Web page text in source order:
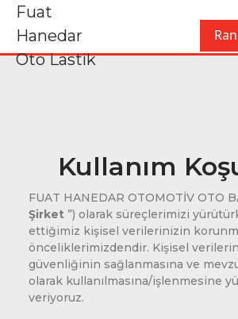
Fuat
Hanedar
Oto Lastik
Kullanım
FUAT HANEDAR OTOMOTİV OTO
Şirket ”) olarak süreçlerimizi
ettiğimiz kişisel verilerinizin
önceliklerimizdendir. Kişisel
güvenliğinin sağlanmasına ve
olarak kullanılmasına/işlenmesine
veriyoruz.